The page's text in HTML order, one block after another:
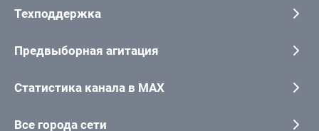
Техподдержка
Предвыборная агитация
Статистика канала в MAX
Все города сети